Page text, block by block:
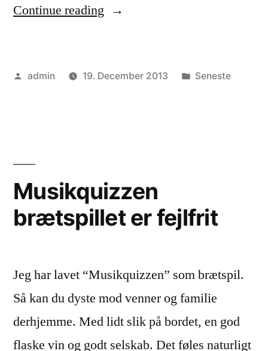
Continue reading “Kenneth
plet”
Posted
admin 19. December 2013
Posted
Seneste
Musikquizzen
brætspillet er fejlfrit
Jeg har lavet “Musikquizzen” som brætspil.
Så kan du dyste mod venner og familie
derhjemme. Med lidt slik på bordet, en god
flaske vin og godt selskab. Det føles naturligt